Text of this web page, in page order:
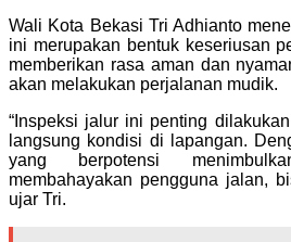
Wali Kota Bekasi Tri Adhianto
ini merupakan bentuk keseriusan
memberikan rasa aman dan
akan melakukan perjalanan mudik.
“Inspeksi jalur ini penting
langsung kondisi di lapangan.
yang berpotensi
membahayakan pengguna jalan,
ujar Tri.